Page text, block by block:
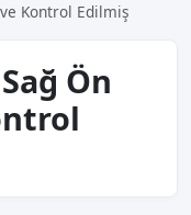
Kontrol Edilmiş
Ön